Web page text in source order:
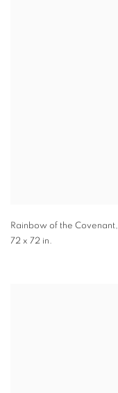
Rainbow of the Covenant,
72 x 72 in.